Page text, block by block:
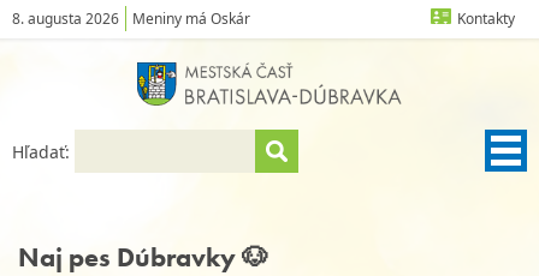
8. augusta 2026 Meniny má Oskár Kontakty
Hľadať:
Naj pes Dúbravky 🐶